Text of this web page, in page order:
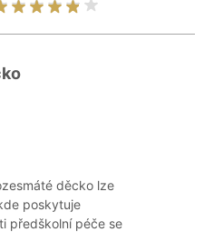
děcko lze
poskytuje
předškolní péče se